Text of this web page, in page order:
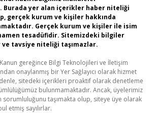
Burada yer alan içerikler haber niteliği
gerçek kurum ve kişiler hakkında
Gerçek kurum ve kişiler ile isim
tesadüfidir. Sitemizdeki bilgiler
tavsiye niteliği taşımazlar.
Kanun gereğince Bilgi Teknolojileri ve İletişim
onaylanmış bir Yer Sağlayıcı olarak hizmet
sitedeki içerikleri proaktif olarak denetleme
bulunmamaktadır. Ancak, üyelerimiz
sorumluluğunu taşımakta olup, siteye üye olarak
etmiş sayılırlar.